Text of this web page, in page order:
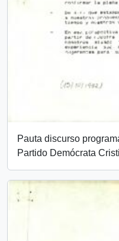
Pauta discurso
Partido Demócrata